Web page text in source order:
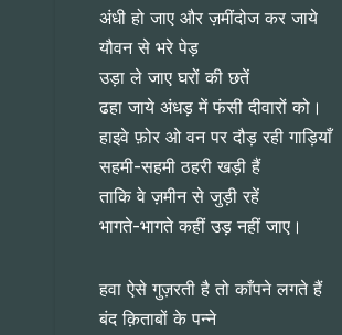
अंधी हो जाए और ज़मींदोज कर जाये
यौवन से भरे पेड़
उड़ा ले जाए घरों की छतें
ढहा जाये अंधड़ में फंसी दीवारों को।
हाइवे फ़ोर ओ वन पर दौड़ रही गाड़ियाँ
सहमी-सहमी ठहरी खड़ी हैं
ताकि वे ज़मीन से जुड़ी रहें
भागते-भागते कहीं उड़ नहीं जाए।
हवा ऐसे गुज़रती है तो काँपने लगते हैं
बंद क़िताबों के पन्ने